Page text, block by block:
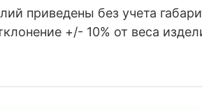
приведены без учета
+/- 10% от веса